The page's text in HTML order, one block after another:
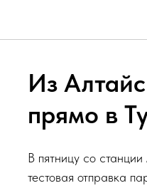
Из
прямо в
В пятницу со
тестовая отправка